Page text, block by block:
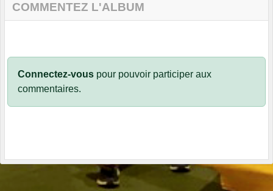
COMMENTEZ L'ALBUM
Connectez-vous pour pouvoir participer aux
commentaires.